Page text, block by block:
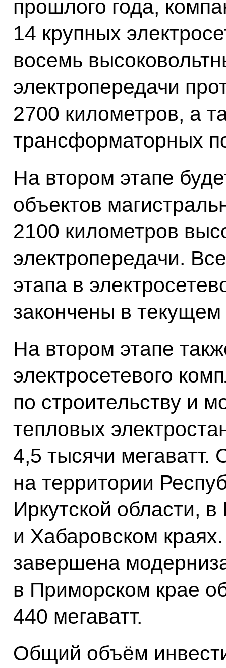
прошлого года,
14 крупных
восемь
электропередачи
2700 километров, а
трансформаторных
На втором этапе
объектов
2100 километров
электропередачи.
этапа в
закончены в текущем
На втором этапе
электросетевого
по строительству и
тепловых
4,5 тысячи мегаватт.
на территории
Иркутской области,
и Хабаровском
завершена
в Приморском крае
440 мегаватт.
Общий объём